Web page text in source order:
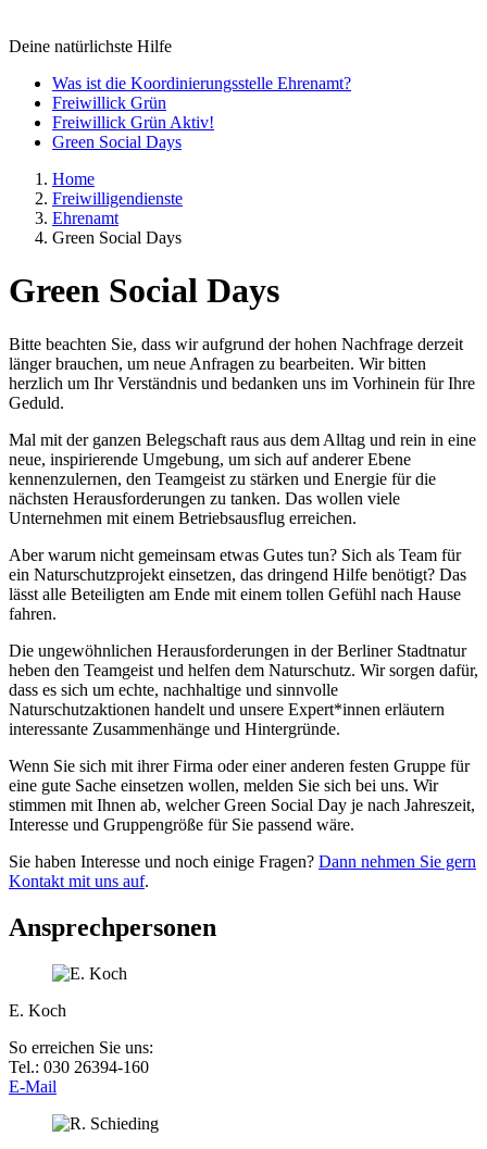
Deine natürlichste Hilfe
Was ist die Koordinierungsstelle Ehrenamt?
Freiwillick Grün
Freiwillick Grün Aktiv!
Green Social Days
Home
Freiwilligendienste
Ehrenamt
Green Social Days
Green Social Days
Bitte beachten Sie, dass wir aufgrund der hohen Nachfrage derzeit
länger brauchen, um neue Anfragen zu bearbeiten. Wir bitten
herzlich um Ihr Verständnis und bedanken uns im Vorhinein für Ihre
Geduld.
Mal mit der ganzen Belegschaft raus aus dem Alltag und rein in eine
neue, inspirierende Umgebung, um sich auf anderer Ebene
kennenzulernen, den Teamgeist zu stärken und Energie für die
nächsten Herausforderungen zu tanken. Das wollen viele
Unternehmen mit einem Betriebsausflug erreichen.
Aber warum nicht gemeinsam etwas Gutes tun? Sich als Team für
ein Naturschutzprojekt einsetzen, das dringend Hilfe benötigt? Das
lässt alle Beteiligten am Ende mit einem tollen Gefühl nach Hause
fahren.
Die ungewöhnlichen Herausforderungen in der Berliner Stadtnatur
heben den Teamgeist und helfen dem Naturschutz. Wir sorgen dafür,
dass es sich um echte, nachhaltige und sinnvolle
Naturschutzaktionen handelt und unsere Expert*innen erläutern
interessante Zusammenhänge und Hintergründe.
Wenn Sie sich mit ihrer Firma oder einer anderen festen Gruppe für
eine gute Sache einsetzen wollen, melden Sie sich bei uns. Wir
stimmen mit Ihnen ab, welcher Green Social Day je nach Jahreszeit,
Interesse und Gruppengröße für Sie passend wäre.
Sie haben Interesse und noch einige Fragen? Dann nehmen Sie gern
Kontakt mit uns auf.
Ansprechpersonen
E. Koch
So erreichen Sie uns:
Tel.: 030 26394-160
E-Mail